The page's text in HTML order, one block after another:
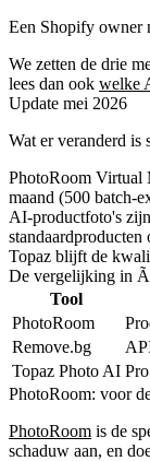
Een Shopify owner
We zetten de drie
lees dan ook welke
Update mei 2026
Wat er veranderd is
PhotoRoom Virtual
maand (500 batch-
AI-productfoto's
Topaz blijft de
De vergelijking in
Tool
PhotoRoom
Remove.bg
Topaz Photo AI
PhotoRoom: voor
PhotoRoom is de
schaduw aan, en